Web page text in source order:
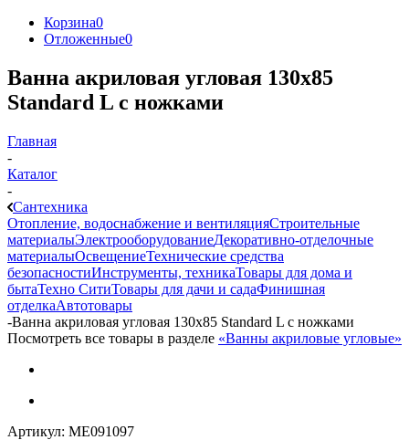
Корзина0
Отложенные0
Ванна акриловая угловая 130х85
Standard L с ножками
Главная
-
Каталог
-
Сантехника
Отопление, водоснабжение и вентиляцияСтроительные
материалыЭлектрооборудованиеДекоративно-отделочные
материалыОсвещениеТехнические средства
безопасностиИнструменты, техникаТовары для дома и
бытаТехно СитиТовары для дачи и садаФинишная
отделкаАвтотовары
-Ванна акриловая угловая 130х85 Standard L с ножками
Посмотреть все товары в разделе «Ванны акриловые угловые»
Артикул: МЕ091097